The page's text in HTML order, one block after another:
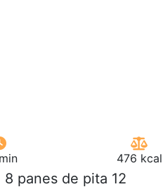
476 kcal
panes de pita 12